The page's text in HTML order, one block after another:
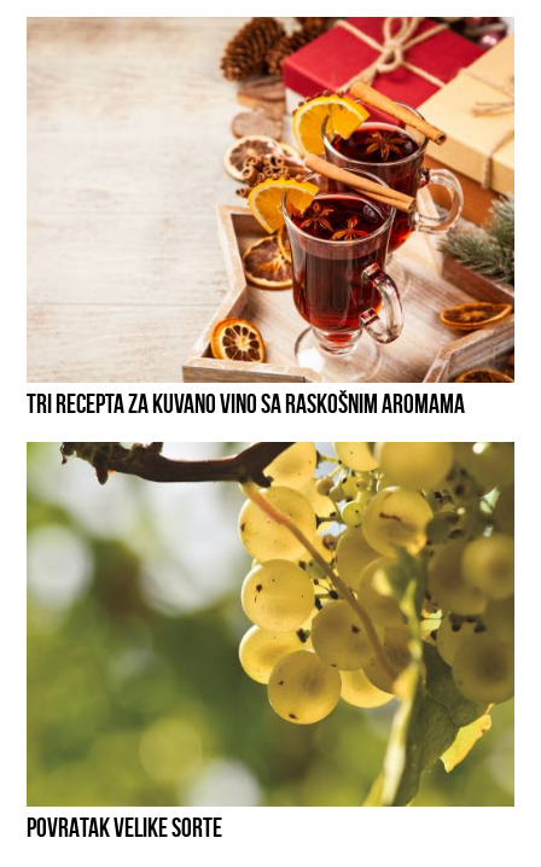
TRI RECEPTA ZA KUVANO VINO SA RASKOŠNIM AROMAMA
POVRATAK VELIKE SORTE